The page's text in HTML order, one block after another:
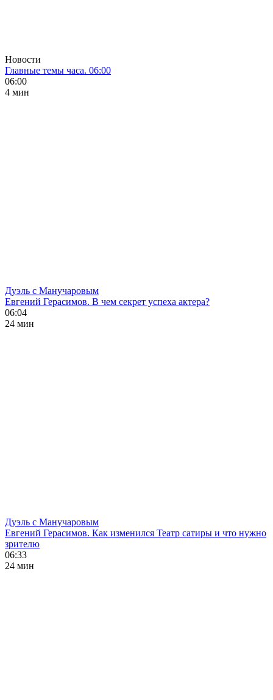
Новости
Главные темы часа. 06:00
06:00
4 мин
Дуэль с Манучаровым
Евгений Герасимов. В чем секрет успеха актера?
06:04
24 мин
Дуэль с Манучаровым
Евгений Герасимов. Как изменился Театр сатиры и что нужно
зрителю
06:33
24 мин